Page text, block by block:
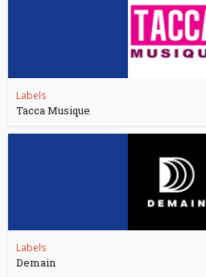
Labels
Tacca Musique
Labels
Demain